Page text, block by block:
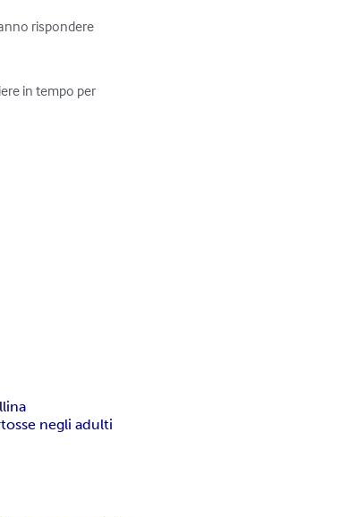
rispondere
in tempo per
negli adulti